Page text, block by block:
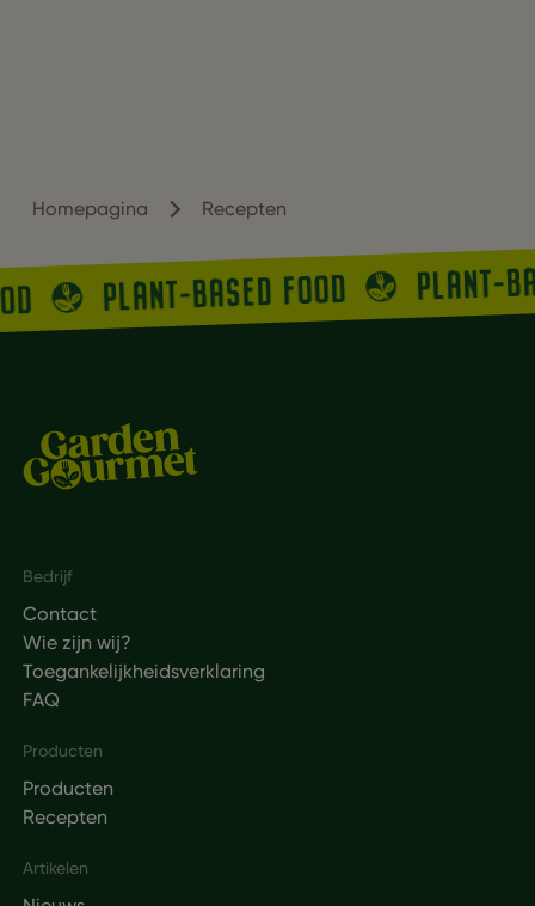
Homepagina Recepten
PLANT-BASED FOOD PLANT-
Footer
Bedrijf
Contact
Wie zijn wij?
Toegankelijkheidsverklaring
FAQ
Producten
Producten
Recepten
Artikelen